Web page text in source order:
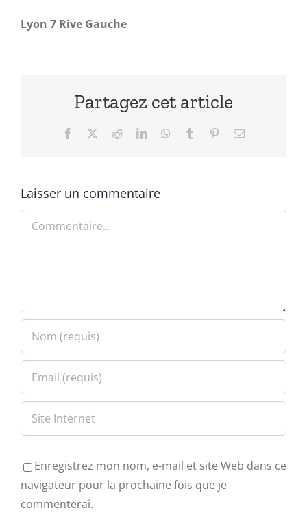
Lyon 7 Rive Gauche
Partagez cet article
Facebook RedditLinkedInWhatsApp
Tumblr PinterestEmail
Laisser un commentaire
Commentaire
Enregistrez mon nom, e-mail et site Web dans ce
navigateur pour la prochaine fois que je
commenterai.